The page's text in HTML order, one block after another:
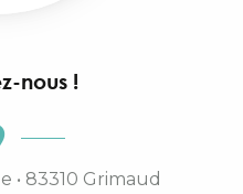
nous !
• 83310 Grimaud